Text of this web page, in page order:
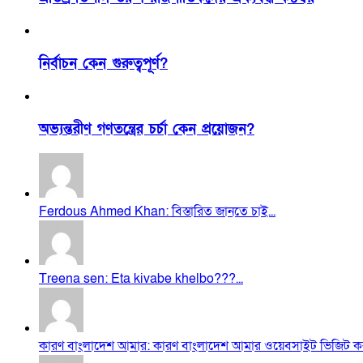
নির্বাচন কেন গুরুত্বপূর্ণ?
অভ্যন্তরীণ গণতন্ত্রের চর্চা কেন প্রয়োজন?
Ferdous Ahmed Khan: বিস্তারিত জানতে চাই...
Treena sen: Eta kivabe khelbo???...
কারণ বাংলাদেশ আমার: কারণ বাংলাদেশ আমার ওয়েবসাইট ভিজিট